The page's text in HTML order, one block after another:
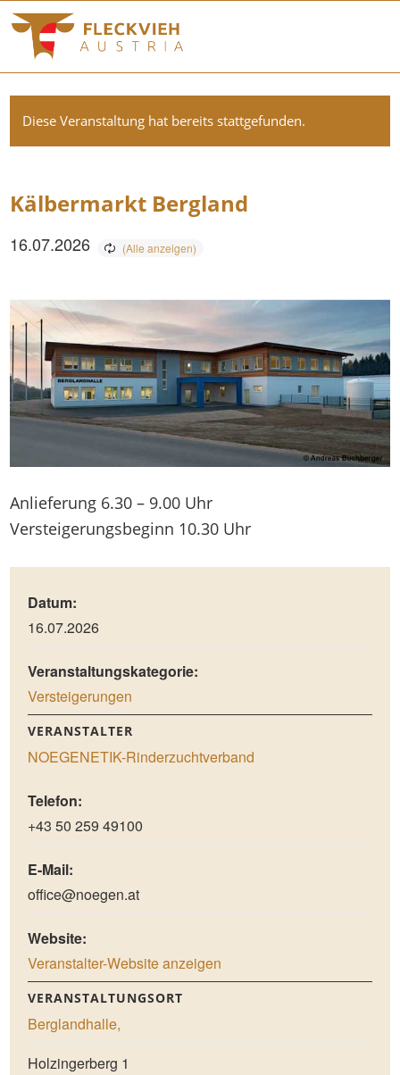
Diese Veranstaltung hat bereits stattgefunden.
Kälbermarkt Bergland
16.07.2026
Anlieferung 6.30 – 9.00 Uhr
Versteigerungsbeginn 10.30 Uhr
Datum:
16.07.2026
Veranstaltungskategorie:
Versteigerungen
VERANSTALTER
NOEGENETIK-Rinderzuchtverband
Telefon:
+43 50 259 49100
E-Mail:
office@noegen.at
Website:
Veranstalter-Website anzeigen
VERANSTALTUNGSORT
Berglandhalle,
Holzingerberg 1